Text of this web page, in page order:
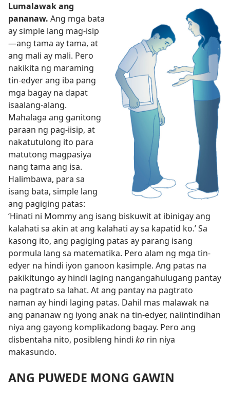
Lumalawak ang
pananaw. Ang mga bata
ay simple lang mag-isip
—ang tama ay tama, at
ang mali ay mali. Pero
nakikita ng maraming
tin-edyer ang iba pang
mga bagay na dapat
isaalang-alang.
Mahalaga ang ganitong
paraan ng pag-iisip, at
nakatutulong ito para
matutong magpasiya
nang tama ang isa.
Halimbawa, para sa
isang bata, simple lang
ang pagiging patas:
‘Hinati ni Mommy ang isang biskuwit at ibinigay ang
kalahati sa akin at ang kalahati ay sa kapatid ko.’ Sa
kasong ito, ang pagiging patas ay parang isang
pormula lang sa matematika. Pero alam ng mga tin-
edyer na hindi iyon ganoon kasimple. Ang patas na
pakikitungo ay hindi laging nangangahulugang pantay
na pagtrato sa lahat. At ang pantay na pagtrato
naman ay hindi laging patas. Dahil mas malawak na
ang pananaw ng iyong anak na tin-edyer, naiintindihan
niya ang gayong komplikadong bagay. Pero ang
disbentaha nito, posibleng hindi ka rin niya
makasundo.
ANG PUWEDE MONG GAWIN